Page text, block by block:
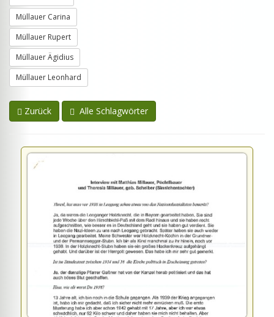
Müllauer Carina
Müllauer Rupert
Müllauer Ägidius
Müllauer Leonhard
Zurück Alle Schlagwörter